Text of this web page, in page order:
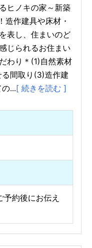
ヒノキの家～新築
造作建具や床材・
表し、住まいのど
じられるお住まい
わり＊(1)自然素材
間取り(3)造作建
...[ 続きを読む ]
約後にお伝え